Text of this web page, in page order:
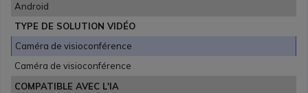
Android
TYPE DE SOLUTION VIDÉO
Caméra de visioconférence
Caméra de visioconférence
COMPATIBLE AVEC L'IA